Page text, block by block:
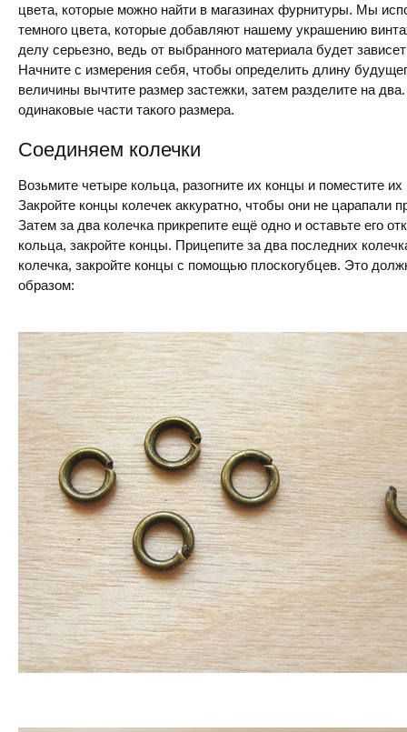
цвета, которые можно найти в магазинах фурнитуры. Мы
темного цвета, которые добавляют нашему украшению
делу серьезно, ведь от выбранного материала будет
Начните с измерения себя, чтобы определить длину
величины вычтите размер застежки, затем разделите на
одинаковые части такого размера.
Соединяем колечки
Возьмите четыре кольца, разогните их концы и поместите
Закройте концы колечек аккуратно, чтобы они не царапали
Затем за два колечка прикрепите ещё одно и оставьте его
кольца, закройте концы. Прицепите за два последних
колечка, закройте концы с помощью плоскогубцев. Это
образом: